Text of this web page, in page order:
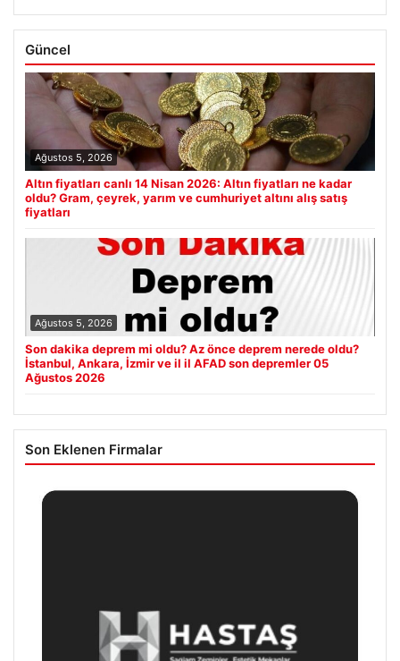
Güncel
Ağustos 5, 2026
Altın fiyatları canlı 14 Nisan 2026: Altın fiyatları ne kadar
oldu? Gram, çeyrek, yarım ve cumhuriyet altını alış satış
fiyatları
Ağustos 5, 2026
Son dakika deprem mi oldu? Az önce deprem nerede oldu?
İstanbul, Ankara, İzmir ve il il AFAD son depremler 05
Ağustos 2026
Son Eklenen Firmalar